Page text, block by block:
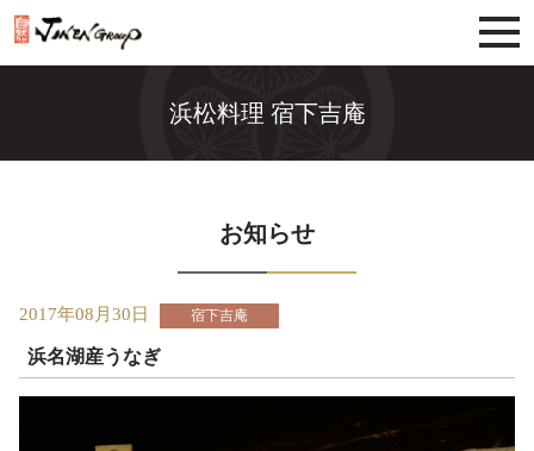
浜松料理 宿下吉庵
お知らせ
2017年08月30日 宿下吉庵
浜名湖産うなぎ